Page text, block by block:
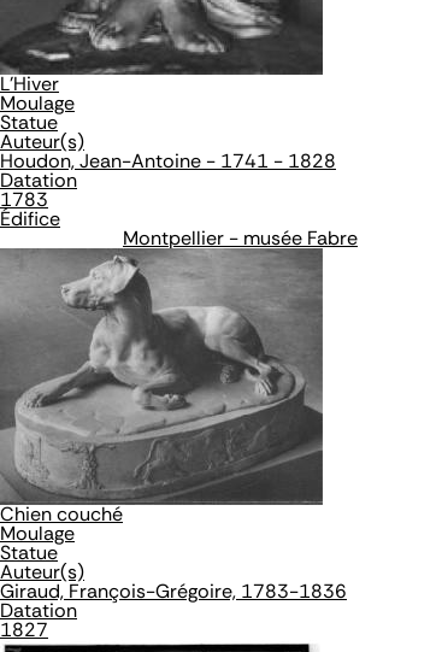
L'Hiver
Moulage
Statue
Auteur(s)
Houdon, Jean-Antoine - 1741 - 1828
Datation
1783
Édifice
Montpellier - musée Fabre
Chien couché
Moulage
Statue
Auteur(s)
Giraud, François-Grégoire, 1783-1836
Datation
1827